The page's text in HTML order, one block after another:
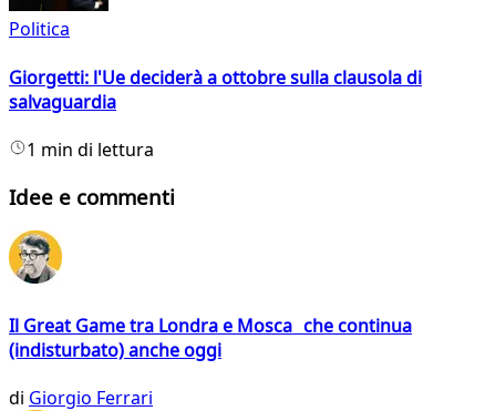
Politica
Giorgetti: l'Ue deciderà a ottobre sulla clausola di
salvaguardia
1 min di lettura
Idee e commenti
Il Great Game tra Londra e Mosca che continua
(indisturbato) anche oggi
di Giorgio Ferrari